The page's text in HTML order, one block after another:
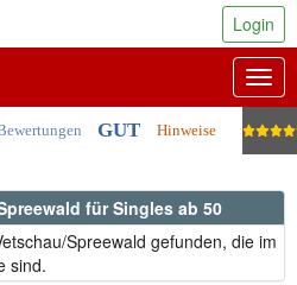
GUT Hinweise
Login
für Singles ab 50
Spreewald gefunden, die im
sind.